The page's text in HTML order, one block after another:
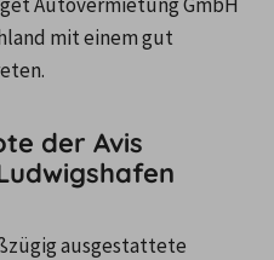
mit einem gut
der Avis
ausgestattete